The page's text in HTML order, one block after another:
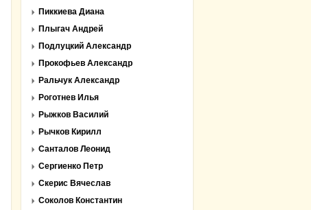
Пиккиева Диана
Плыгач Андрей
Подлуцкий Александр
Прокофьев Александр
Ральчук Александр
Роготнев Илья
Рыжков Василий
Рычков Кирилл
Санталов Леонид
Сергиенко Петр
Скерис Вячеслав
Соколов Константин